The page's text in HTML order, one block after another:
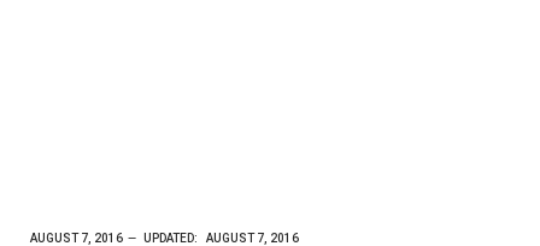
AUGUST 7, 2016 UPDATED: AUGUST 7, 2016